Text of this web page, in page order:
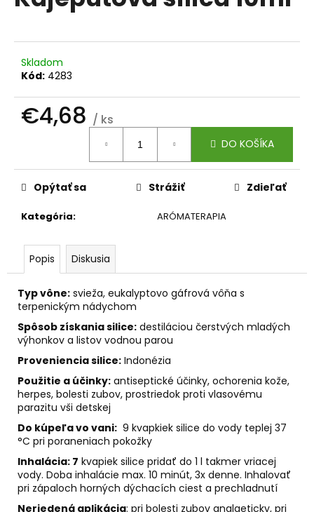
5
hviezdičiek.
Skladom
Kód: 4283
€4,68 / ks
DO KOŠÍKA
Kategória: ARÓMATERAPIA
Opýtať sa Strážiť Zdieľať
Popis Diskusia
Typ vône: svieža, eukalyptovo gáfrová vôňa s
terpenickým nádychom
Spôsob získania silice: destiláciou čerstvých mladých
výhonkov a listov vodnou parou
Proveniencia silice: Indonézia
Použitie a účinky: antiseptické účinky, ochorenia kože,
herpes, bolesti zubov, prostriedok proti vlasovému
parazitu vši detskej
Do kúpeľa vo vani: 9 kvapkiek silice do vody teplej 37
°C pri poraneniach pokožky
Inhalácia: 7 kvapiek silice pridať do 1 l takmer vriacej
vody. Doba inhalácie max. 10 minút, 3x denne. Inhalovať
pri zápaloch horných dýchacích ciest a prechladnutí
Neriedená aplikácia: pri bolesti zubov analgeticky, pri
j
s
ť
?
HĽADAŤ
O
o
r
ú
č
a
m
e
VÝZVA
NA
CHUDNUTIE
€49